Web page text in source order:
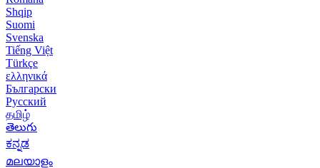
Shqip
Suomi
Svenska
Tiếng Việt
Türkçe
ελληνικά
Български
Русский
தமிழ்
తెలుగు
ಕನ್ನಡ
മലയാളം